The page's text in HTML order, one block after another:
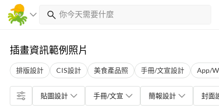
插畫資訊範例照片
排版設計 CIS設計 美食產品照 手冊/文宣設計 App/
貼圖設計 手冊/文宣 簡報設計 封面